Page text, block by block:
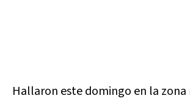
Hallaron este domingo en la